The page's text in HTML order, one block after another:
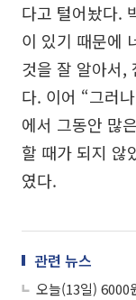
다고 털어놨다.
이 있기 때문에
것을 잘 알아서,
다. 이어 “그러
에서 그동안 많
할 때가 되지 않
였다.
관련 뉴스
오늘(13일) 6000